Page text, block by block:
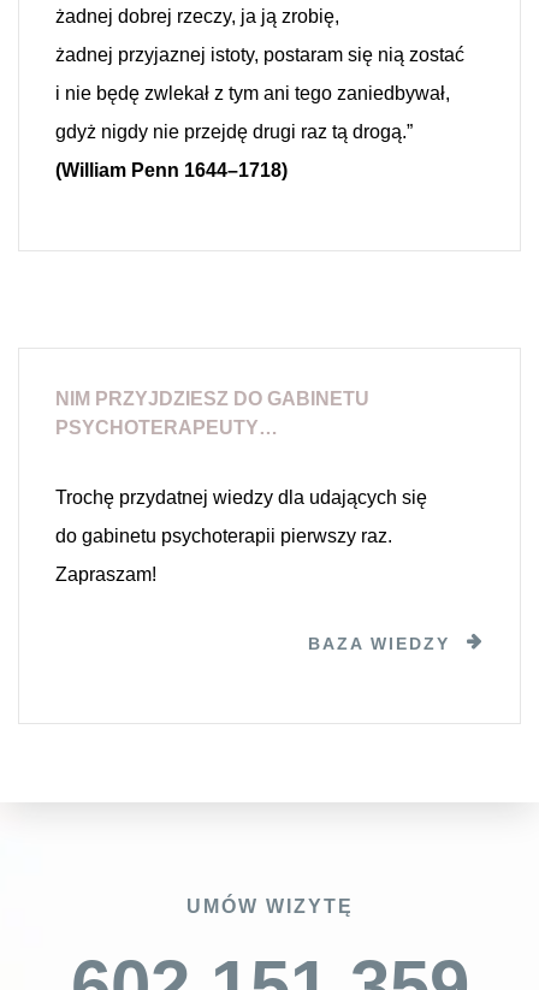
żadnej dobrej rzeczy, ja ją zrobię,
żadnej przyjaznej istoty, postaram się nią zostać
i nie będę zwlekał z tym ani tego zaniedbywał,
gdyż nigdy nie przejdę drugi raz tą drogą.”
(William Penn 1644–1718)
NIM PRZYJDZIESZ DO GABINETU
PSYCHOTERAPEUTY…
Trochę przydatnej wiedzy dla udających się
do gabinetu psychoterapii pierwszy raz.
Zapraszam!
BAZA WIEDZY
UMÓW WIZYTĘ